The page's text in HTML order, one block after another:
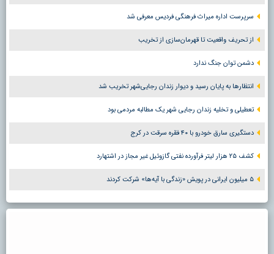
سرپرست اداره میراث فرهنگی فردیس معرفی شد
از تحریف واقعیت تا قهرمان‌سازی از تخریب
دشمن توان جنگ ندارد
انتظارها به پایان رسید و دیوار زندان رجایی‌شهر تخریب شد
تعطیلی و تخلیه زندان رجایی شهر یک مطالبه مردمی بود
دستگیری سارق خودرو با ۴۰ فقره سرقت در کرج
کشف ۲۵ هزار لیتر فرآورده نفتی گازوئیل غیر مجاز در اشتهارد
۵ میلیون ایرانی در پویش «زندگی با آیه‌ها» شرکت کردند